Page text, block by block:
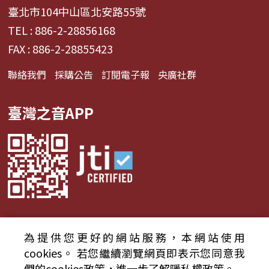
臺北市104中山區北安路55號
TEL : 886-2-28856168
FAX : 886-2-28855423
聯絡我們 採購公告 訂閱電子報 央廣社群
臺灣之音APP
© 2024財團法人中央廣播電臺 版權所有
為提供您更好的網站服務，本網站使用
cookies。 若您繼續瀏覽網頁即表示您同意我